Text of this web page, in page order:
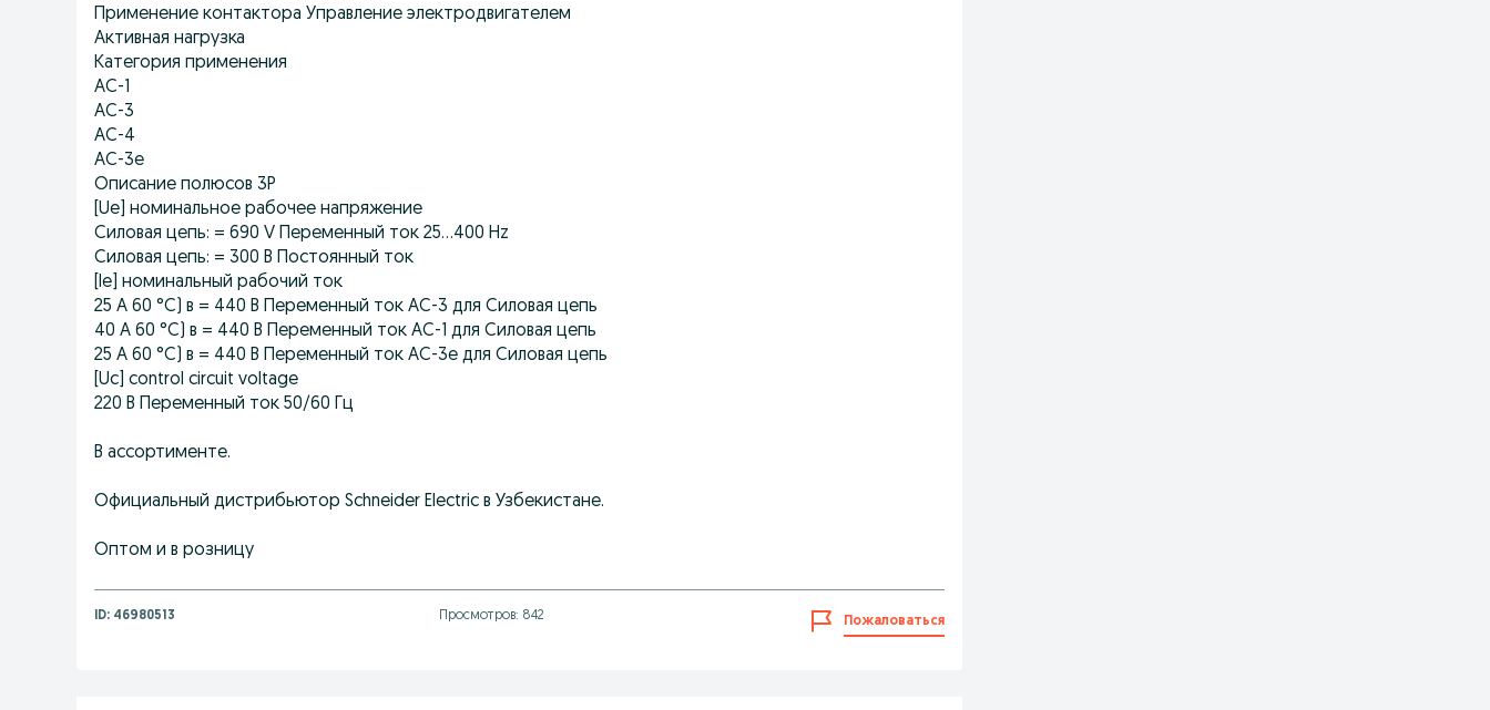
Применение контактора Управление электродвигателем
Активная нагрузка
Категория применения
AC-1
AC-3
AC-4
AC-3e
Описание полюсов 3P
[Ue] номинальное рабочее напряжение
Силовая цепь: = 690 V Переменный ток 25...400 Hz
Силовая цепь: = 300 В Постоянный ток
[Ie] номинальный рабочий ток
25 A 60 °C) в = 440 В Переменный ток AC-3 для Силовая цепь
40 A 60 °C) в = 440 В Переменный ток AC-1 для Силовая цепь
25 A 60 °C) в = 440 В Переменный ток AC-3e для Силовая цепь
[Uc] control circuit voltage
220 В Переменный ток 50/60 Гц
В ассортименте.
Официальный дистрибьютор Schneider Electric в Узбекистане.
Оптом и в розницу
ID: 46980513 Просмотров: 842 Пожаловаться